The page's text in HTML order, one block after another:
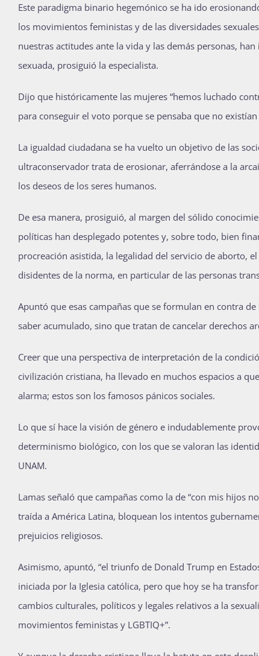
Este paradigma binario hegemónico se ha ido
los movimientos feministas y de las diversidades
nuestras actitudes ante la vida y las demás personas,
sexuada, prosiguió la especialista.
Dijo que históricamente las mujeres “hemos luchado
para conseguir el voto porque se pensaba que no
La igualdad ciudadana se ha vuelto un objetivo de las
ultraconservador trata de erosionar, aferrándose a la
los deseos de los seres humanos.
De esa manera, prosiguió, al margen del sólido
políticas han desplegado potentes y, sobre todo, bien
procreación asistida, la legalidad del servicio de aborto,
disidentes de la norma, en particular de las personas
Apuntó que esas campañas que se formulan en contra
saber acumulado, sino que tratan de cancelar derechos
Creer que una perspectiva de interpretación de la
civilización cristiana, ha llevado en muchos espacios a
alarma; estos son los famosos pánicos sociales.
Lo que sí hace la visión de género e indudablemente
determinismo biológico, con los que se valoran las
UNAM.
Lamas señaló que campañas como la de “con mis hijos
traída a América Latina, bloquean los intentos
prejuicios religiosos.
Asimismo, apuntó, “el triunfo de Donald Trump en
iniciada por la Iglesia católica, pero que hoy se ha
cambios culturales, políticos y legales relativos a la
movimientos feministas y LGBTIQ+”.